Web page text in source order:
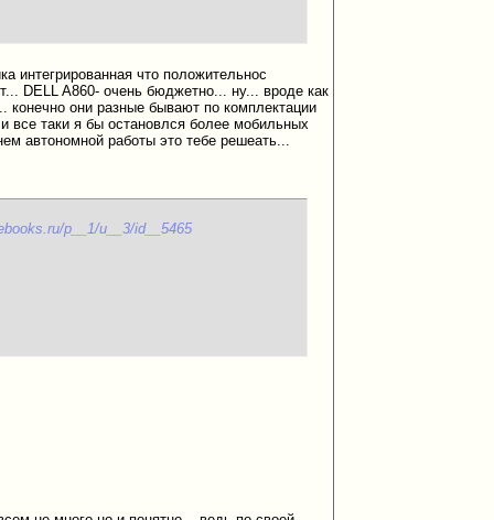
интегрированная что положительнос
DELL A860- очень бюджетно... ну... вроде как
конечно они разные бывают по комплектации
все таки я бы остановлся более мобильных
автономной работы это тебе решеать...
p__1/u__3/id__5465